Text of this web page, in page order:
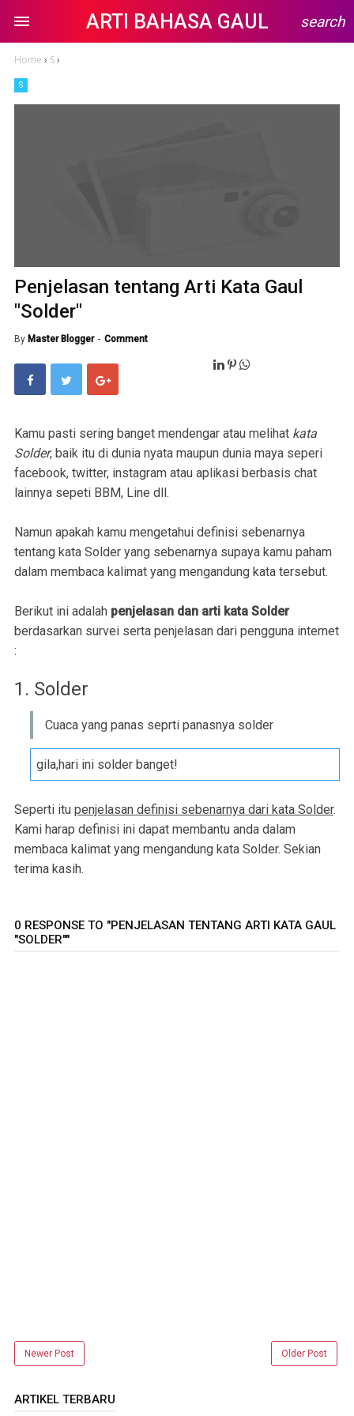
ARTI BAHASA GAUL search
Home › S›
S
Penjelasan tentang Arti Kata Gaul
"Solder"
By Master Blogger Comment
Kamu pasti sering banget mendengar atau melihat kata
Solder, baik itu di dunia nyata maupun dunia maya seperi
facebook, twitter, instagram atau aplikasi berbasis chat
lainnya sepeti BBM, Line dll.
Namun apakah kamu mengetahui definisi sebenarnya
tentang kata Solder yang sebenarnya supaya kamu paham
dalam membaca kalimat yang mengandung kata tersebut.
Berikut ini adalah penjelasan dan arti kata Solder
berdasarkan survei serta penjelasan dari pengguna internet
:
1. Solder
Cuaca yang panas seprti panasnya solder
gila,hari ini solder banget!
Seperti itu penjelasan definisi sebenarnya dari kata Solder.
Kami harap definisi ini dapat membantu anda dalam
membaca kalimat yang mengandung kata Solder. Sekian
terima kasih.
0 RESPONSE TO "PENJELASAN TENTANG ARTI KATA GAUL
"SOLDER""
Newer Post Older Post
ARTIKEL TERBARU